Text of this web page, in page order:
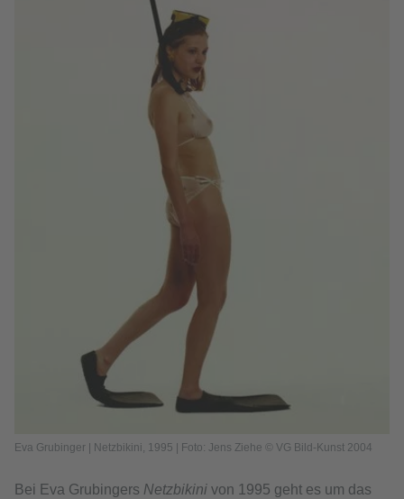
Eva Grubinger | Netzbikini, 1995 | Foto: Jens Ziehe © VG Bild-Kunst 2004
Bei Eva Grubingers Netzbikini von 1995 geht es um das